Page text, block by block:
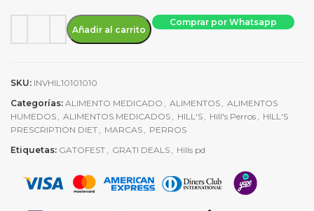
Hills PD canine onc care ckn&vg stew 354g cantidad
Añadir al carrito
Comprar por Whatsapp
SKU: INVHIL10101010
Categorías: ALIMENTO MEDICADO , ALIMENTOS , ALIMENTOS
HUMEDOS , ALIMENTOS MEDICADOS , HILL'S , Hill's Perros , HILL'S
PRESCRIPTION DIET , MARCAS , PERROS
Etiquetas: GATOFEST , GRATI DEALS , Hills pd